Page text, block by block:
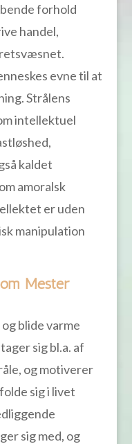
forhold
handel,
retsvæsnet.
evne til at
Strålens
intellektuel
kaldet
amoralsk
er uden
manipulation
Mester
blide varme
sig bl.a. af
og motiverer
sig i livet
sig med, og